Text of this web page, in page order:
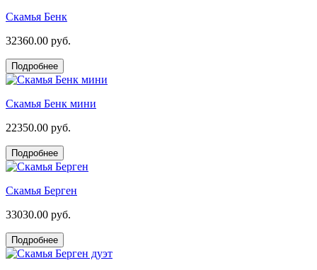
Скамья Бенк
32360.00 руб.
Подробнее
Скамья Бенк мини
22350.00 руб.
Подробнее
Скамья Берген
33030.00 руб.
Подробнее